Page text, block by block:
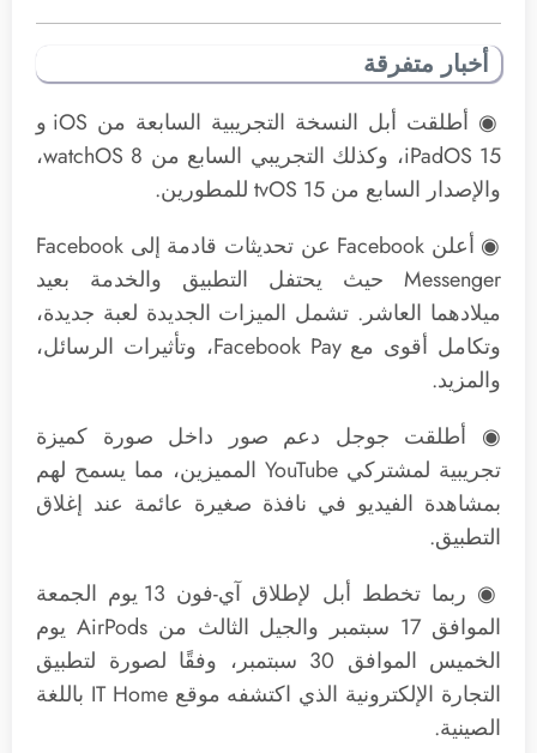
أخبار متفرقة
◉ أطلقت أبل النسخة التجريبية السابعة من iOS و
iPadOS 15، وكذلك التجريبي السابع من watchOS 8،
والإصدار السابع من tvOS 15 للمطورين.
◉ أعلن Facebook عن تحديثات قادمة إلى Facebook
Messenger حيث يحتفل التطبيق والخدمة بعيد
ميلادهما العاشر. تشمل الميزات الجديدة لعبة جديدة،
وتكامل أقوى مع Facebook Pay، وتأثيرات الرسائل،
والمزيد.
◉ أطلقت جوجل دعم صور داخل صورة كميزة
تجريبية لمشتركي YouTube المميزين، مما يسمح لهم
بمشاهدة الفيديو في نافذة صغيرة عائمة عند إغلاق
التطبيق.
◉ ربما تخطط أبل لإطلاق آي-فون 13 يوم الجمعة
الموافق 17 سبتمبر والجيل الثالث من AirPods يوم
الخميس الموافق 30 سبتمبر، وفقًا لصورة لتطبيق
التجارة الإلكترونية الذي اكتشفه موقع IT Home باللغة
الصينية.